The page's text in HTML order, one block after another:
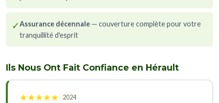
✓Assurance décennale — couverture complète pour votre
tranquillité d'esprit
Ils Nous Ont Fait Confiance en Hérault
★★★★★ 2024